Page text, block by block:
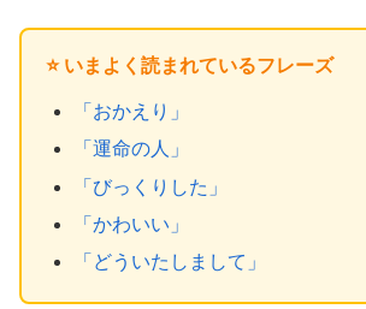
⭐ いまよく読まれているフレーズ
「おかえり」
「運命の人」
「びっくりした」
「かわいい」
「どういたしまして」